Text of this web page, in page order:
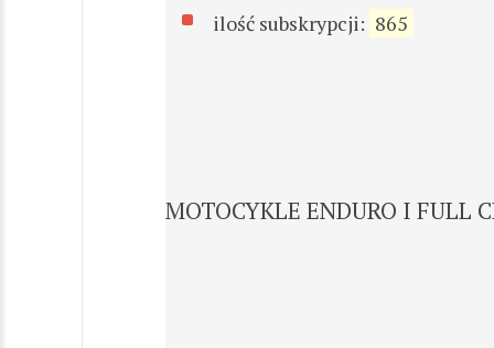
ilość subskrypcji: 865
MOTOCYKLE ENDURO I FULL